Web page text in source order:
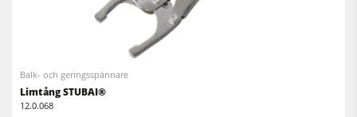
Balk- och geringsspännare
Limtång STUBAI®
12.0.068